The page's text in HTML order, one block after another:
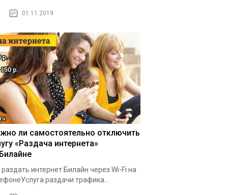
01.11.2019
ли самостоятельно отключить
«Раздача интернета»
раздать интернет Билайн через Wi-Fi на
раздачи трафика...